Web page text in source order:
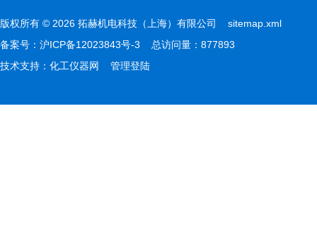
版权所有 © 2026 拓赫机电科技（上海）有限公司 sitemap.xml
备案号： 沪ICP备12023843号-3 总访问量：877893
技术支持： 化工仪器网 管理登陆